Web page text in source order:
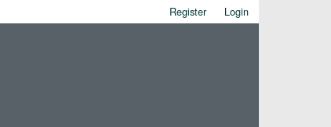
Register Login